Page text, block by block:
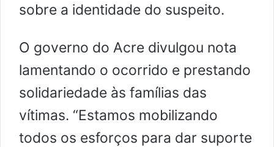
sobre a identidade do suspeito.
O governo do Acre divulgou nota
lamentando o ocorrido e prestando
solidariedade às famílias das
vítimas. “Estamos mobilizando
todos os esforços para dar suporte